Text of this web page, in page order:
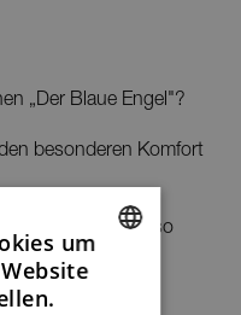
„Der Blaue Engel"?
besonderen Komfort
BENZ eine so
Bezügen?
ENGLISH
um